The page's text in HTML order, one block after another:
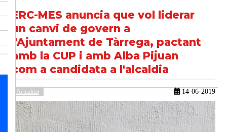
ERC-MES anuncia que vol liderar
un canvi de govern a
l'Ajuntament de Tàrrega, pactant
amb la CUP i amb Alba Pijuan
com a candidata a l'alcaldia
Actualitat 14-06-2019